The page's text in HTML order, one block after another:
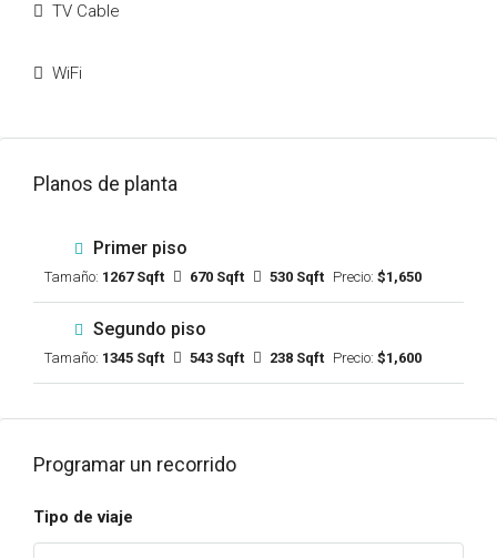
TV Cable
WiFi
Planos de planta
Primer piso
Tamaño: 1267 Sqft 670 Sqft 530 Sqft Precio: $1,650
Segundo piso
Tamaño: 1345 Sqft 543 Sqft 238 Sqft Precio: $1,600
Programar un recorrido
Tipo de viaje